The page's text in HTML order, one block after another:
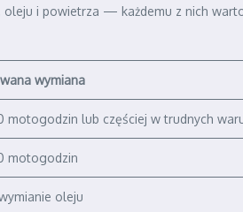
i powietrza — każdemu z nich
wymiana
motogodzin lub częściej w trudnych
motogodzin
oleju